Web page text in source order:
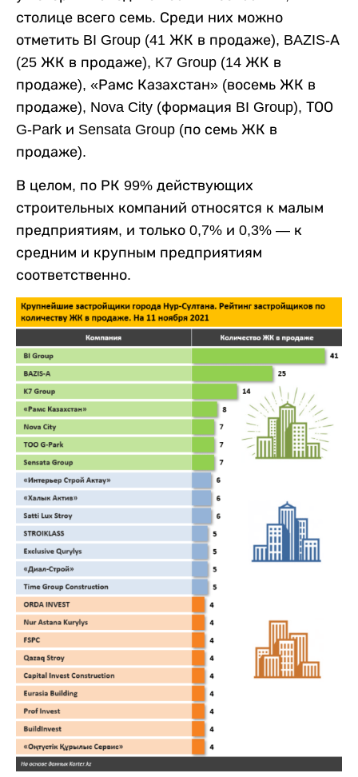
столице всего семь. Среди них можно
отметить BI Group (41 ЖК в продаже), BAZIS-А
(25 ЖК в продаже), K7 Group (14 ЖК в
продаже), «Рамс Казахстан» (восемь ЖК в
продаже), Nova City (формация BI Group), ТОО
G-Park и Sensata Group (по семь ЖК в
продаже).
В целом, по РК 99% действующих
строительных компаний относятся к малым
предприятиям, и только 0,7% и 0,3% — к
средним и крупным предприятиям
соответственно.